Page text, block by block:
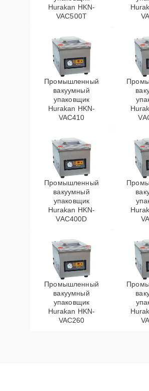
Hurakan HKN-
VAC500T
Промышленный
вакуумный
упаковщик
Hurakan HKN-
VAC410
Промышленный
вакуумный
упаковщик
Hurakan HKN-
VAC400D
Промышленный
вакуумный
упаковщик
Hurakan HKN-
VAC260